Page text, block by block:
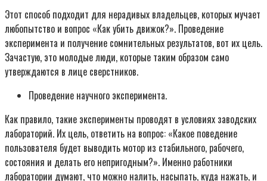
Этот способ подходит для нерадивых владельцев, которых мучает
любопытство и вопрос «Как убить движок?». Проведение
эксперимента и получение сомнительных результатов, вот их цель.
Зачастую, это молодые люди, которые таким образом само
утверждаются в лице сверстников.
Проведение научного эксперимента.
Как правило, такие эксперименты проводят в условиях заводских
лабораторий. Их цель, ответить на вопрос: «Какое поведение
пользователя будет выводить мотор из стабильного, рабочего,
состояния и делать его непригодным?». Именно работники
лаборатории думают, что можно налить, насыпать, куда нажать, и